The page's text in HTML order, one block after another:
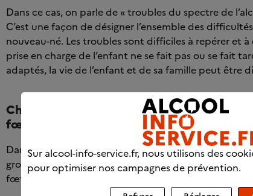
Dans ce cas, on parle de « troubles du spectre de
C’est une façon de désigner l’ensemble des
nouveau-né. Les troubles sont difficiles à repérer et
prise en charge de l’enfant ne se fait pas ou se fait
adaptés, la vie de l’enfant et de sa famille peut être
Chez les bébés les plus touchés : le
fœtale (SAF)
Dans le cas de consommations importantes et
grossesse, le bébé risque de naître atteint d’un SAF
fœtale). C’est le cas le plus grave. Les conséquences
Sur alcool-info-service.fr, nous utilisons des
pour optimiser nos campagnes de prévention.